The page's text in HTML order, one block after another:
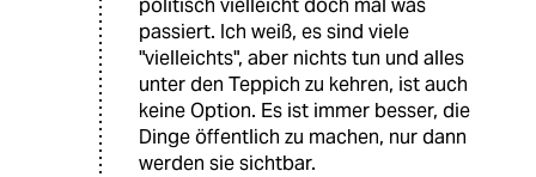
politisch vielleicht doch mal was
passiert. Ich weiß, es sind viele
"vielleichts", aber nichts tun und alles
unter den Teppich zu kehren, ist auch
keine Option. Es ist immer besser, die
Dinge öffentlich zu machen, nur dann
werden sie sichtbar.